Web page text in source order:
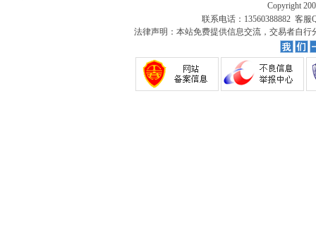
Copyright
联系电话：13560388882 客服
法律声明：本站免费提供信息交流，交易者自